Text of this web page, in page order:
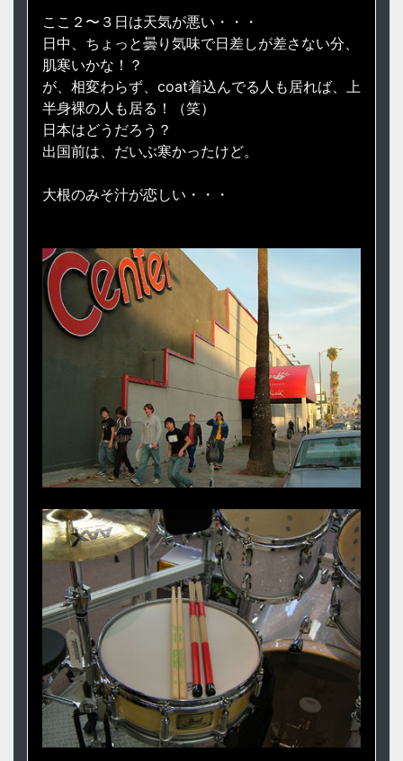
ここ２〜３日は天気が悪い・・・
日中、ちょっと曇り気味で日差しが差さない分、
肌寒いかな！？
が、相変わらず、coat着込んでる人も居れば、上
半身裸の人も居る！（笑）
日本はどうだろう？
出国前は、だいぶ寒かったけど。
大根のみそ汁が恋しい・・・